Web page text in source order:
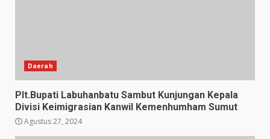
Daerah
Plt.Bupati Labuhanbatu Sambut Kunjungan Kepala
Divisi Keimigrasian Kanwil Kemenhumham Sumut
Agustus 27, 2024